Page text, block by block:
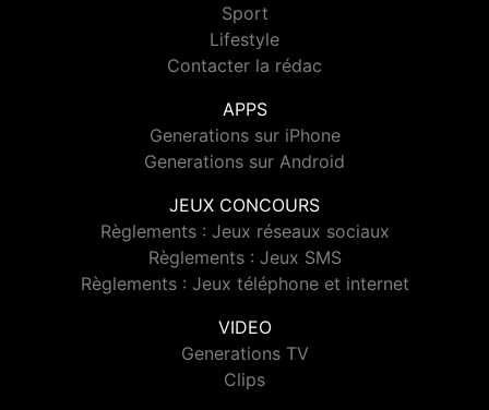
Sport
Lifestyle
Contacter la rédac
APPS
Generations sur iPhone
Generations sur Android
JEUX CONCOURS
Règlements : Jeux réseaux sociaux
Règlements : Jeux SMS
Règlements : Jeux téléphone et internet
VIDEO
Generations TV
Clips